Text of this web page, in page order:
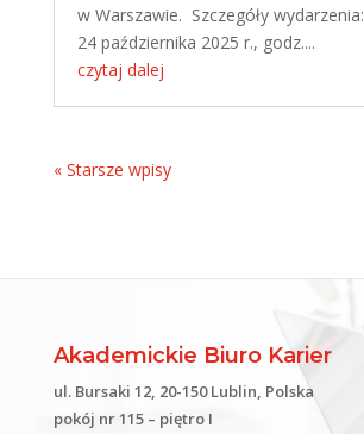
w Warszawie. Szczegóły wydarzenia:
24 października 2025 r., godz....
czytaj dalej
« Starsze wpisy
Akademickie Biuro Karier
ul. Bursaki 12, 20-150 Lublin, Polska
pokój nr 115 – piętro I